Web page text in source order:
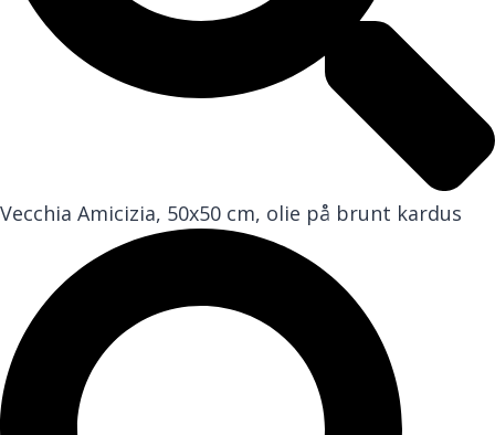
Vecchia Amicizia, 50x50 cm, olie på brunt kardus